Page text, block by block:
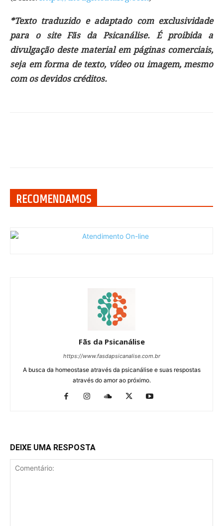
*Texto traduzido e adaptado com exclusividade
para o site Fãs da Psicanálise. É proibida a
divulgação deste material em páginas comerciais,
seja em forma de texto, vídeo ou imagem, mesmo
com os devidos créditos.
RECOMENDAMOS
Fãs da Psicanálise
https://www.fasdapsicanalise.com.br
A busca da homeostase através da psicanálise e suas respostas
através do amor ao próximo.
DEIXE UMA RESPOSTA